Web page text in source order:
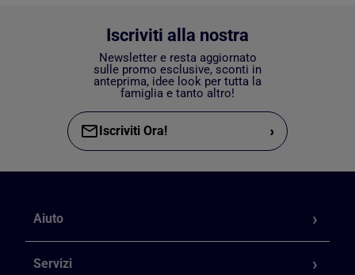
Iscriviti alla nostra
Newsletter e resta aggiornato
sulle promo esclusive, sconti in
anteprima, idee look per tutta la
famiglia e tanto altro!
Iscriviti Ora! ›
Aiuto
Servizi